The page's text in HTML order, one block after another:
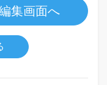
集画面へ